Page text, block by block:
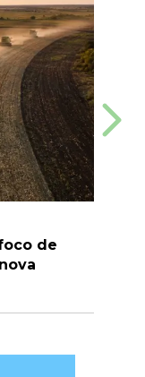
colocam vacas
para